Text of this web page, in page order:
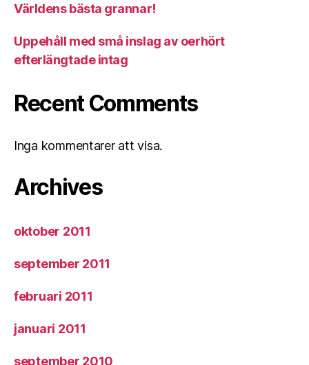
Världens bästa grannar!
Uppehåll med små inslag av oerhört
efterlängtade intag
Recent Comments
Inga kommentarer att visa.
Archives
oktober 2011
september 2011
februari 2011
januari 2011
september 2010